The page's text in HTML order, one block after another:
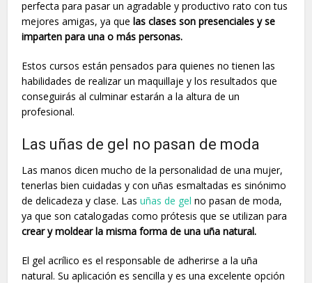
perfecta para pasar un agradable y productivo rato con tus
mejores amigas, ya quelas clases son presenciales y se
imparten para una o más personas.
Estos cursos están pensados para quienes no tienen las
habilidades de realizar un maquillaje y los resultados que
conseguirás al culminar estarán a la altura de un
profesional.
Las uñas de gel no pasan de moda
Las manos dicen mucho de la personalidad de una mujer,
tenerlas bien cuidadas y con uñas esmaltadas es sinónimo
de delicadeza y clase. Lasuñas de gel no pasan de moda,
ya que son catalogadas como prótesis que se utilizan para
crear y moldear la misma forma de una uña natural.
El gel acrílico es el responsable de adherirse a la uña
natural. Su aplicación es sencilla y es una excelente opción